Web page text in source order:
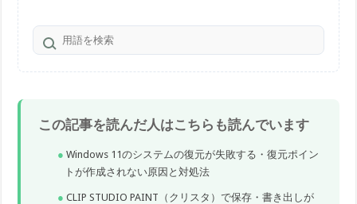
この記事を読んだ人はこちらも読んでいます
Windows 11のシステムの復元が失敗する・復元ポイン
トが作成されない原因と対処法
CLIP STUDIO PAINT（クリスタ）で保存・書き出しが